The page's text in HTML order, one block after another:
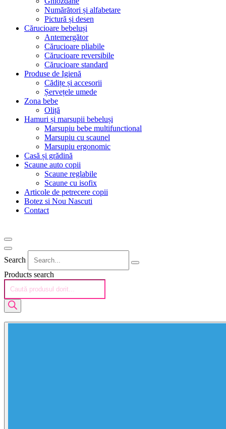
Numărători și alfabetare
Pictură și desen
Cărucioare bebeluși
Antemergător
Cărucioare pliabile
Cărucioare reversibile
Cărucioare standard
Produse de Igienă
Cădițe și accesorii
Șervețele umede
Zona bebe
Oliță
Hamuri și marsupii bebeluși
Marsupiu bebe multifunctional
Marsupiu cu scaunel
Marsupiu ergonomic
Casă și grădină
Scaune auto copii
Scaune reglabile
Scaune cu isofix
Articole de petrecere copii
Botez si Nou Nascuti
Contact
Search
Products search